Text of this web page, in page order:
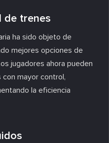
de trenes
ha sido objeto de
mejores opciones de
jugadores ahora pueden
mayor control,
la eficiencia